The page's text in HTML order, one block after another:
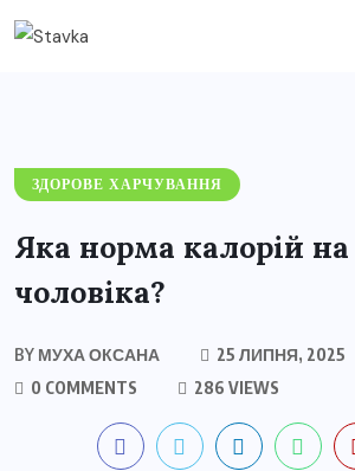
ЗДОРОВЕ ХАРЧУВАННЯ
Яка норма калорій
чоловіка?
BY МУХА ОКСАНА
25 ЛИПНЯ, 2025
0 COMMENTS
286 VIEWS